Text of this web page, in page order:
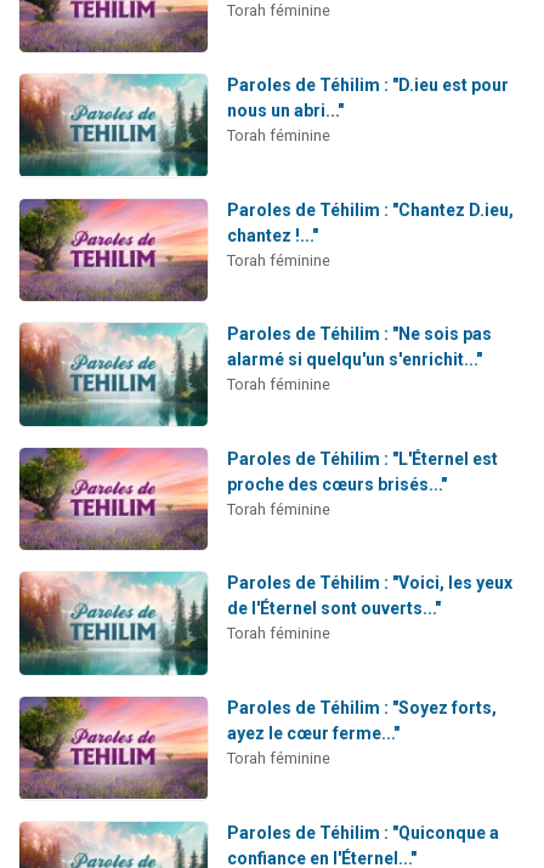
Torah féminine
Paroles de Téhilim : "D.ieu est pour
nous un abri..."
Torah féminine
Paroles de Téhilim : "Chantez D.ieu,
chantez !..."
Torah féminine
Paroles de Téhilim : "Ne sois pas
alarmé si quelqu'un s'enrichit..."
Torah féminine
Paroles de Téhilim : "L'Éternel est
proche des cœurs brisés..."
Torah féminine
Paroles de Téhilim : "Voici, les yeux
de l'Éternel sont ouverts..."
Torah féminine
Paroles de Téhilim : "Soyez forts,
ayez le cœur ferme..."
Torah féminine
Paroles de Téhilim : "Quiconque a
confiance en l'Éternel..."